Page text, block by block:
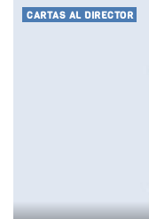
CARTAS AL DIRECTOR